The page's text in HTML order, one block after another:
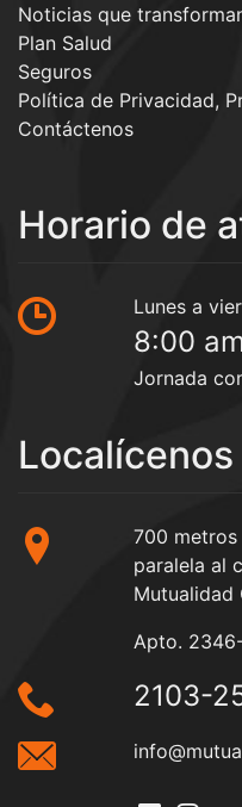
Noticias que
Plan Salud
Seguros
Política de Privacidad,
Contáctenos
Horario de
Lunes a
8:00
Jornada
Localícenos
700 metros
paralela al
Mutualidad
Apto.
2103-